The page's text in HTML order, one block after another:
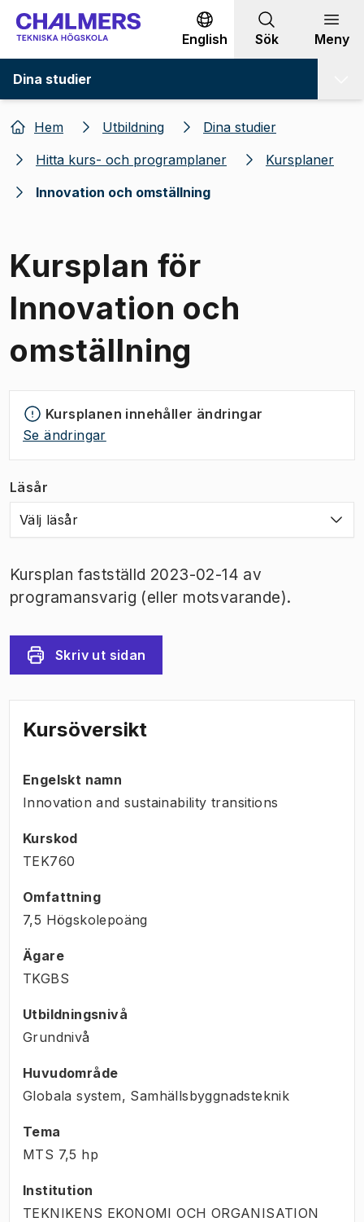
Gå till innehållet
English Sök Meny
Dina studier
Hem Utbildning
Dina studier
Hitta kurs- och programplaner
Kursplaner
Innovation och omställning
Kursplan för
Innovation och
omställning
Kursplanen innehåller ändringar
Se ändringar
Läsår
Välj läsår
Kursplan fastställd 2023-02-14 av
programansvarig (eller motsvarande).
Skriv ut sidan
Kursöversikt
Engelskt namn
Innovation and sustainability transitions
Kurskod
TEK760
Omfattning
7,5 Högskolepoäng
Ägare
TKGBS
Utbildningsnivå
Grundnivå
Huvudområde
Globala system, Samhällsbyggnadsteknik
Tema
MTS 7,5 hp
Institution
TEKNIKENS EKONOMI OCH ORGANISATION